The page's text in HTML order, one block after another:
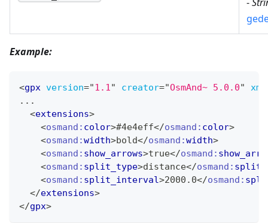
Example:
<gpx version="1.1" creator="OsmAnd~ 5.0.0"
...
<extensions>
<osmand: color>#4e4eff</osmand: color>
<osmand:width>bold</osmand:width>
<osmand: show_arrows>true</osmand:
<osmand: split_type>distance</osmand:
<osmand: split_interval>2000.0</osmand:
</extensions>
</gpx>